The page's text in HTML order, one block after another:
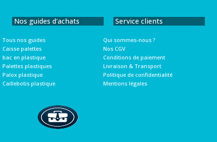
Nos guides d'achats
Tous nos guides
Caisse palettes
bac en plastique
Palettes plastiques
Palox plastique
Caillebotis plastique
Service clients
Qui sommes-nous ?
Nos CGV
Conditions de paiement
Livraison & Transport
Politique de confidentialité
Mentions légales